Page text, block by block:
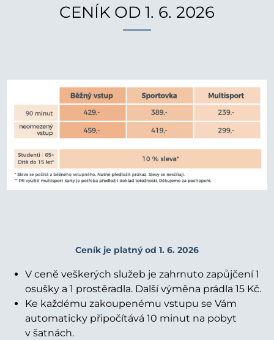
CENÍK OD 1. 6. 2026
Ceník je platný od 1. 6. 2026
V ceně veškerých služeb je zahrnuto zapůjčení 1
osušky a 1 prostěradla. Další výměna prádla 15 Kč.
Ke každému zakoupenému vstupu se Vám
automaticky připočítává 10 minut na pobyt
v šatnách.